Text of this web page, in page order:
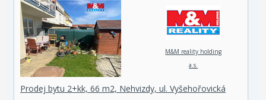
M&M reality holding
a.s.
Prodej bytu 2+kk, 66 m2, Nehvizdy, ul. Vyšehořovická